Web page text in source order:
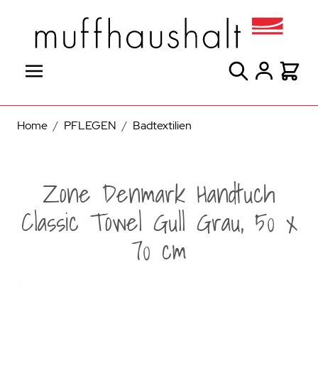
Suche
Home / PFLEGEN / Badtextilien
Zone Denmark Handtuch
Classic Towel Gull Grau, 50 x
70 cm